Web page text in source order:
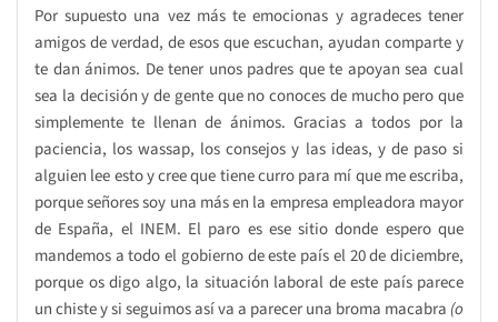
Por supuesto una vez más te emocionas y agradeces tener
amigos de verdad, de esos que escuchan, ayudan comparte y
te dan ánimos. De tener unos padres que te apoyan sea cual
sea la decisión y de gente que no conoces de mucho pero que
simplemente te llenan de ánimos. Gracias a todos por la
paciencia, los wassap, los consejos y las ideas, y de paso si
alguien lee esto y cree que tiene curro para mí que me escriba,
porque señores soy una más en la empresa empleadora mayor
de España, el INEM. El paro es ese sitio donde espero que
mandemos a todo el gobierno de este país el 20 de diciembre,
porque os digo algo, la situación laboral de este país parece
un chiste y si seguimos así va a parecer una broma macabra (o